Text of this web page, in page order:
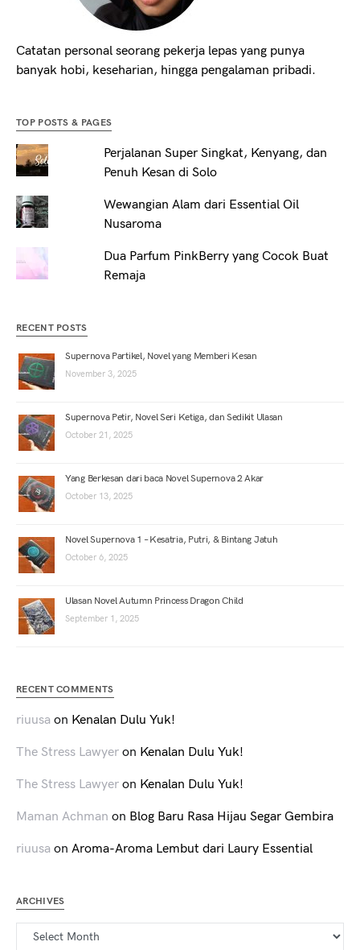
Catatan personal seorang pekerja lepas yang punya
banyak hobi, keseharian, hingga pengalaman pribadi.
TOP POSTS & PAGES
Perjalanan Super Singkat, Kenyang, dan
Penuh Kesan di Solo
Wewangian Alam dari Essential Oil
Nusaroma
Dua Parfum PinkBerry yang Cocok Buat
Remaja
RECENT POSTS
Supernova Partikel, Novel yang Memberi Kesan
November 3, 2025
Supernova Petir, Novel Seri Ketiga, dan Sedikit Ulasan
October 21, 2025
Yang Berkesan dari baca Novel Supernova 2 Akar
October 13, 2025
Novel Supernova 1 – Kesatria, Putri, & Bintang Jatuh
October 6, 2025
Ulasan Novel Autumn Princess Dragon Child
September 1, 2025
RECENT COMMENTS
riuusa on Kenalan Dulu Yuk!
The Stress Lawyer on Kenalan Dulu Yuk!
The Stress Lawyer on Kenalan Dulu Yuk!
Maman Achman on Blog Baru Rasa Hijau Segar Gembira
riuusa on Aroma-Aroma Lembut dari Laury Essential
ARCHIVES
Archives